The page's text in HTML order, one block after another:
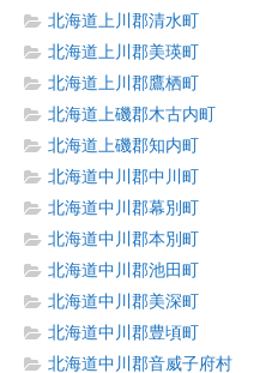
北海道上川郡清水町
北海道上川郡美瑛町
北海道上川郡鷹栖町
北海道上磯郡木古内町
北海道上磯郡知内町
北海道中川郡中川町
北海道中川郡幕別町
北海道中川郡本別町
北海道中川郡池田町
北海道中川郡美深町
北海道中川郡豊頃町
北海道中川郡音威子府村